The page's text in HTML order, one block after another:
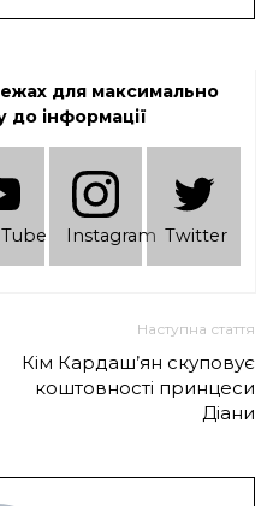
для максимально
інформації
Instagram Twitter
Наступна стаття
Кім Кардаш’ян скуповує
коштовності принцеси
Діани